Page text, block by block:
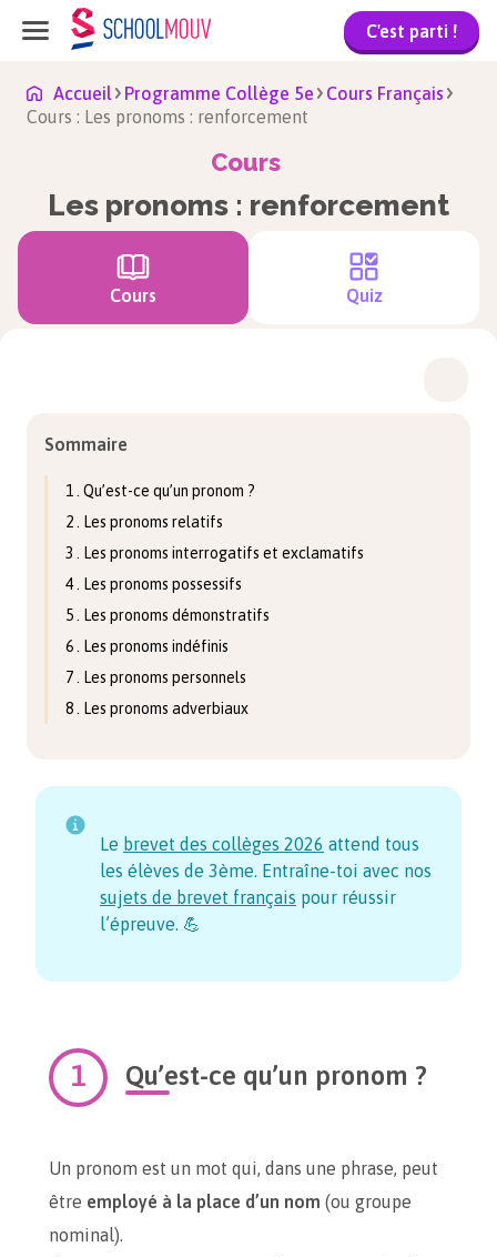
C'est parti !
Accueil Programme Collège 5e
Cours Français
Cours : Les pronoms : renforcement
Cours
Les pronoms : renforcement
Cours Quiz
Sommaire
1 . Qu’est-ce qu’un pronom ?
2 . Les pronoms relatifs
3 . Les pronoms interrogatifs et exclamatifs
4 . Les pronoms possessifs
5 . Les pronoms démonstratifs
6 . Les pronoms indéfinis
7 . Les pronoms personnels
8 . Les pronoms adverbiaux
Le brevet des collèges 2026 attend tous
les élèves de 3ème. Entraîne-toi avec nos
sujets de brevet français pour réussir
l’épreuve. 💪
Qu’est-ce qu’un pronom ?
Un pronom est un mot qui, dans une phrase, peut
être employé à la place d’un nom (ou groupe
nominal).